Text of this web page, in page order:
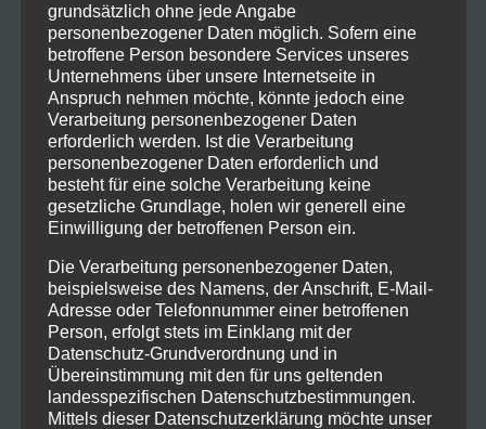
Die Schauspieler
Lady Johanna Gray
Lady Suffolk, Mutter der Johanna
Herzog von Suffolk, ihr Vater
Herzog von Northumberland, ihr Schwiegervater,
Lord Guilford, Gemahl der Johanna
Bischof Gardiner
Sidney, Vertraute der Lady Johanna
Hinter der Bühne
grundsätzlich ohne jede Angabe
personenbezogener Daten möglich. Sofern eine
betroffene Person besondere Services unseres
Unternehmens über unsere Internetseite in
Anspruch nehmen möchte, könnte jedoch eine
Verarbeitung personenbezogener Daten
erforderlich werden. Ist die Verarbeitung
personenbezogener Daten erforderlich und
besteht für eine solche Verarbeitung keine
gesetzliche Grundlage, holen wir generell eine
Einwilligung der betroffenen Person ein.
Die Verarbeitung personenbezogener Daten,
beispielsweise des Namens, der Anschrift, E-Mail-
Adresse oder Telefonnummer einer betroffenen
Person, erfolgt stets im Einklang mit der
Datenschutz-Grundverordnung und in
Übereinstimmung mit den für uns geltenden
landesspezifischen Datenschutzbestimmungen.
Mittels dieser Datenschutzerklärung möchte unser